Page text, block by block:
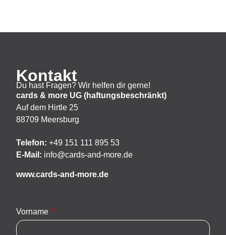
Kontakt
Du hast Fragen? Wir helfen dir gerne!
cards & more UG (haftungsbeschränkt)
Auf dem Hirtle 25
88709 Meersburg
Telefon:+49 151 111 895 53
E-Mail: info@cards-and-more.de
www.cards-and-more.de
Vorname